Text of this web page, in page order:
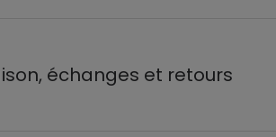
échanges et retours